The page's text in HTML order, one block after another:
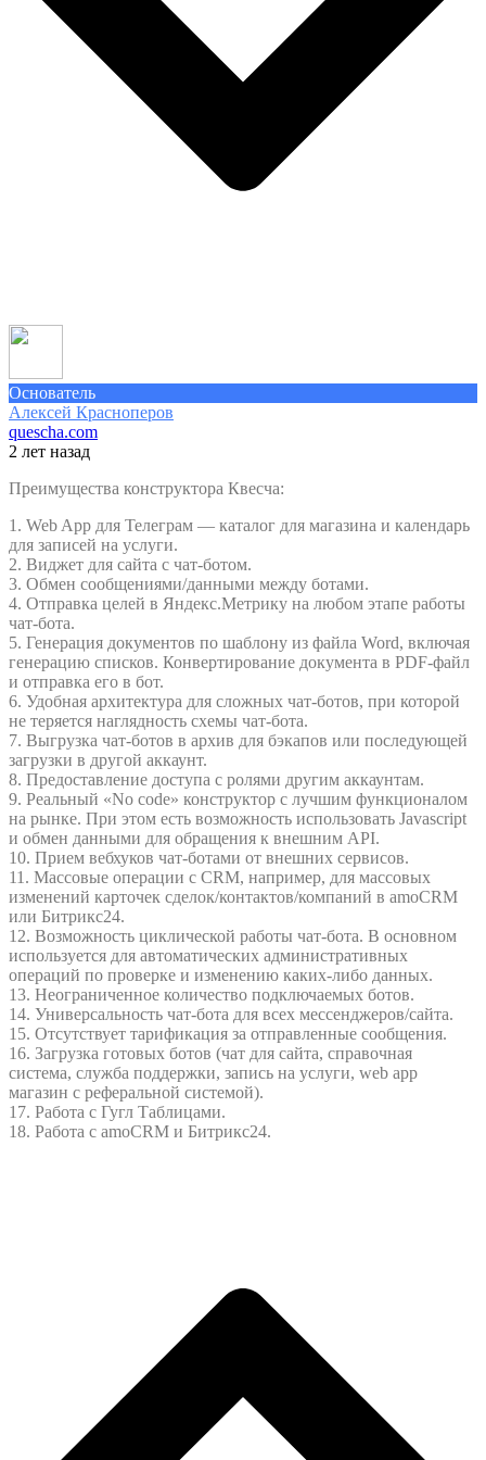
Основатель
Алексей Красноперов
quescha.com
2 лет назад
Преимущества конструктора Квесча:
1. Web App для Телеграм — каталог для магазина и календарь
для записей на услуги.
2. Виджет для сайта с чат-ботом.
3. Обмен сообщениями/данными между ботами.
4. Отправка целей в Яндекс.Метрику на любом этапе работы
чат-бота.
5. Генерация документов по шаблону из файла Word, включая
генерацию списков. Конвертирование документа в PDF-файл
и отправка его в бот.
6. Удобная архитектура для сложных чат-ботов, при которой
не теряется наглядность схемы чат-бота.
7. Выгрузка чат-ботов в архив для бэкапов или последующей
загрузки в другой аккаунт.
8. Предоставление доступа с ролями другим аккаунтам.
9. Реальный «No code» конструктор с лучшим функционалом
на рынке. При этом есть возможность использовать Javascript
и обмен данными для обращения к внешним API.
10. Прием вебхуков чат-ботами от внешних сервисов.
11. Массовые операции с CRM, например, для массовых
изменений карточек сделок/контактов/компаний в amoCRM
или Битрикс24.
12. Возможность циклической работы чат-бота. В основном
используется для автоматических административных
операций по проверке и изменению каких-либо данных.
13. Неограниченное количество подключаемых ботов.
14. Универсальность чат-бота для всех мессенджеров/сайта.
15. Отсутствует тарификация за отправленные сообщения.
16. Загрузка готовых ботов (чат для сайта, справочная
система, служба поддержки, запись на услуги, web app
магазин с реферальной системой).
17. Работа с Гугл Таблицами.
18. Работа с amoCRM и Битрикс24.